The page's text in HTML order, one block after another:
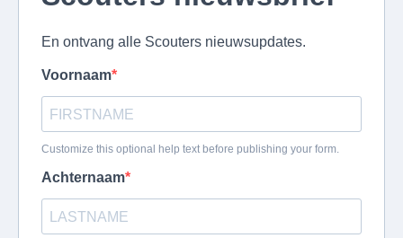
En ontvang alle Scouters nieuwsupdates.
Voornaam
Customize this optional help text before publishing your form.
Achternaam